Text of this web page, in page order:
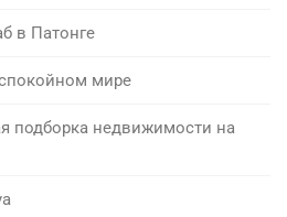
в Патонге
мире
подборка недвижимости на